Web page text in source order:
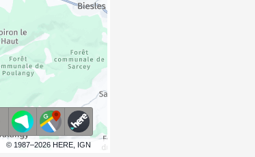
© 1987–2026 HERE, IGN